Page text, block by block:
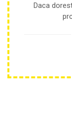
Plase anti buruieni
Plase pentru castraveti
Mobilier PVC
Mobilier din PVC
Mobilier PVC pentru
Mobilier comercial din
Daca